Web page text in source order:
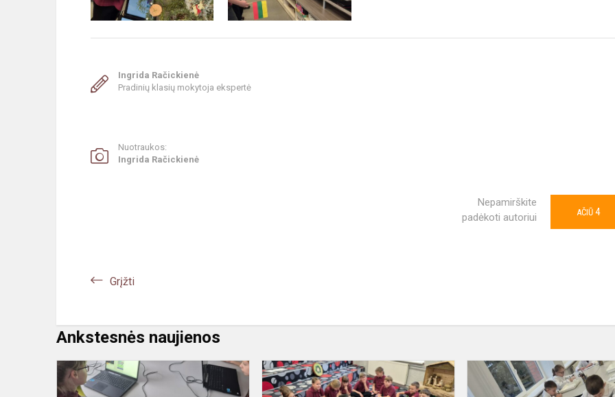
Ingrida Račickienė
Pradinių klasių mokytoja ekspertė
Nuotraukos:
Ingrida Račickienė
Nepamirškite
padėkoti autoriui
AČIŪ 4
Grįžti
Ankstesnės naujienos
eTwinning
projektas
#eTwinning.
Dovana